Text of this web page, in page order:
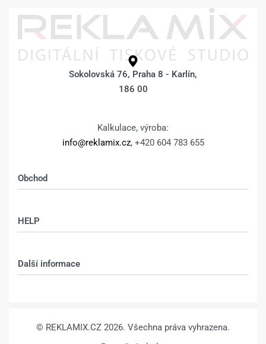
Sokolovská 76, Praha 8 - Karlín,
186 00
Kalkulace, výroba:
info@reklamix.cz, +420 604 783 655
Obchod
Můj účet – shop
HELP
Další informace
© REKLAMIX.CZ 2026. Všechna práva vyhrazena.